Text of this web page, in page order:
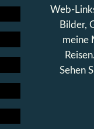
Web-
Bilder,
meine
Sehen